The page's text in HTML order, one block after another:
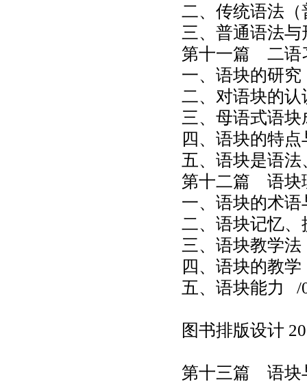
二、传统语法
三、普通语法与
第十一篇 二语
一、语块的研究
二、对语块的认
三、母语式语块
四、语块的特点
五、语块是语
第十二篇 语块
一、语块的术语
二、语块记忆
三、语块教学法
四、语块的教学
五、语块能力
/
图书排版设计
第十三篇 语块